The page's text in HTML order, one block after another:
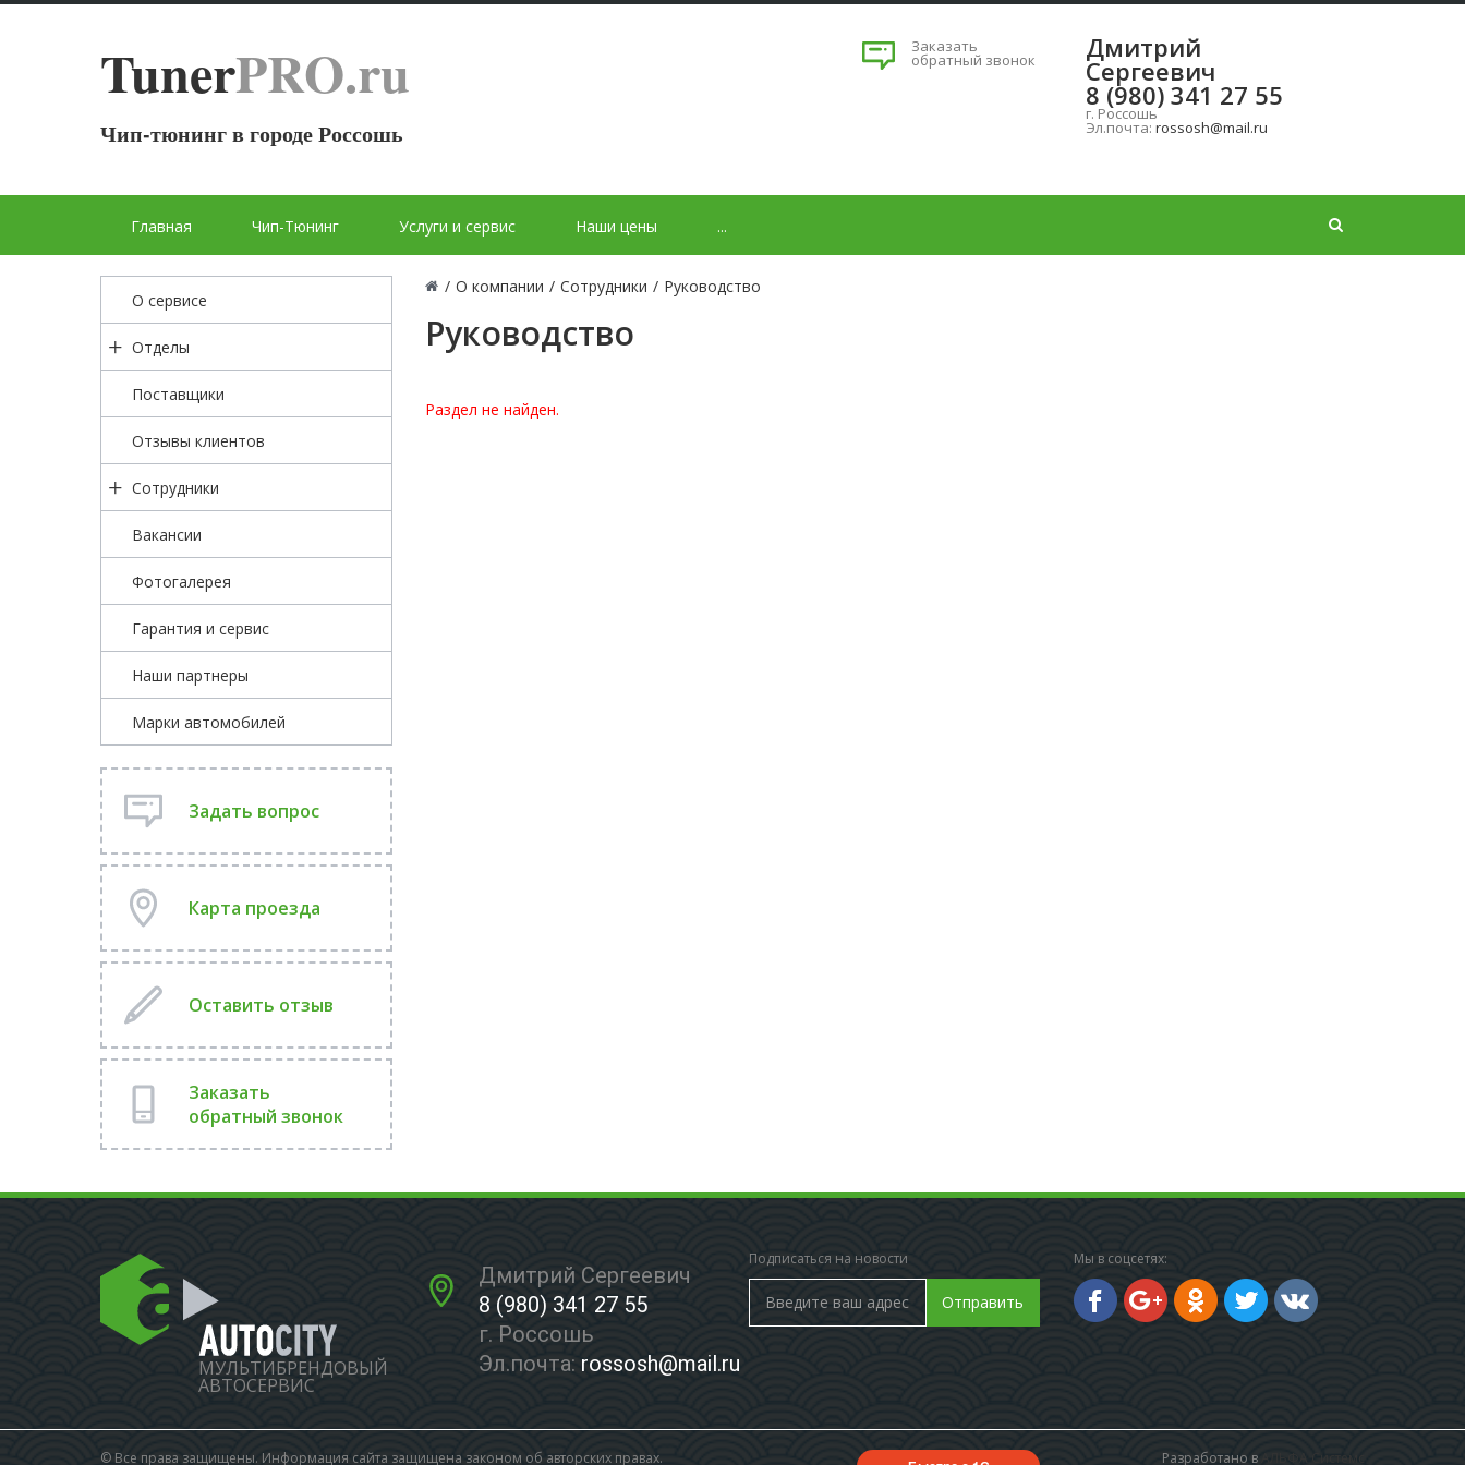
TunerPRO.ru
Чип-тюнинг в городе Россошь
Заказать
обратный звонок Дмитрий
Сергеевич
8 (980) 341 27 55
г. Россошь
Эл.почта: rossosh@mail.ru
Главная Чип-Тюнинг Услуги и сервис Наши цены ...
/ О компании / Сотрудники / Руководство
Руководство
О сервисе
Отделы
Поставщики
Отзывы клиентов
Сотрудники
Вакансии
Фотогалерея
Гарантия и сервис
Наши партнеры
Марки автомобилей
Задать вопрос
Карта проезда
Оставить отзыв
Заказать
обратный звонок
Раздел не найден.
МУЛЬТИБРЕНДОВЫЙ
АВТОСЕРВИС
Дмитрий Сергеевич
8 (980) 341 27 55
г. Россошь
Эл.почта: rossosh@mail.ru
Подписаться на новости
Отправить
Мы в соцсетях:
© Все права защищены. Информация сайта защищена законом об авторских правах. Разработано в АЛЬФА Системс